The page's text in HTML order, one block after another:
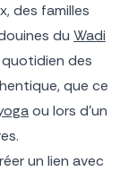
des familles
du Wadi
des
que ce
ou lors d’un
un lien avec